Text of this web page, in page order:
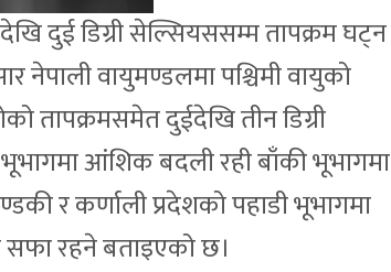
दुई डिग्री सेल्सियससम्म तापक्रम घट्न
वायुमण्डलमा पश्चिमी वायुको
तापक्रमसमेत दुईदेखि तीन डिग्री
आंशिक बदली रही बाँकी भूभागमा
र कर्णाली प्रदेशको पहाडी भूभागमा
रहने बताइएको छ।